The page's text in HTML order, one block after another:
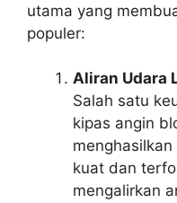
utama yang
populer:
Aliran Udara
Salah satu
kipas angin
kuat dan
mengalirkan